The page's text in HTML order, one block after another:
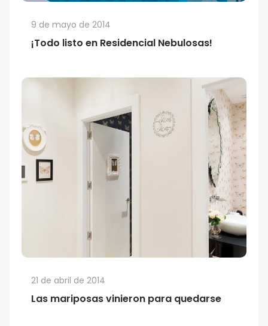
¡Todo listo en Residencial Nebulosas!
9 de mayo de 2014
Las mariposas vinieron para quedarse
21 de abril de 2014